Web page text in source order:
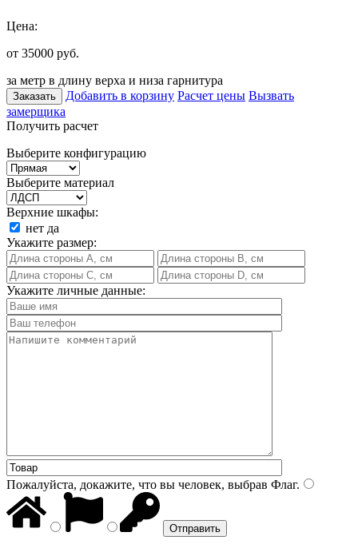
Цена:
от 35000 руб.
за метр в длину верха и низа гарнитура
Заказать Добавить в корзину Расчет цены Вызвать
замерщика
Получить расчет
Выберите конфигурацию
Выберите материал
Верхние шкафы:
нет да
Укажите размер:
Укажите личные данные:
Пожалуйста, докажите, что вы человек, выбрав Флаг.